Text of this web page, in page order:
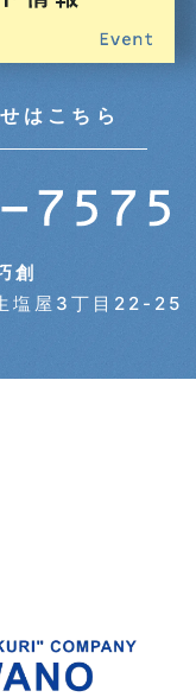
はこちら
創
塩屋3丁目22-25